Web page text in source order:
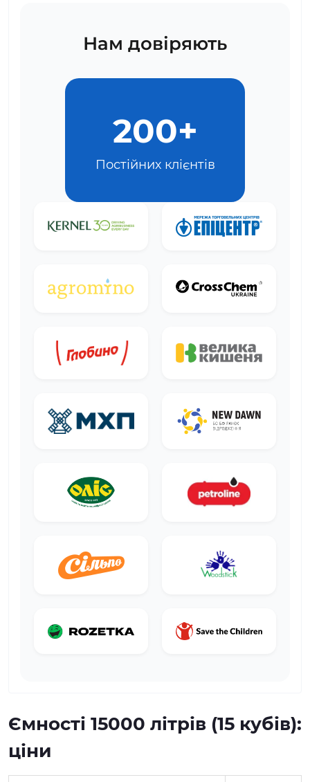
Нам довіряють
200+
Постійних клієнтів
Ємності 15000 літрів (15 кубів):
ціни